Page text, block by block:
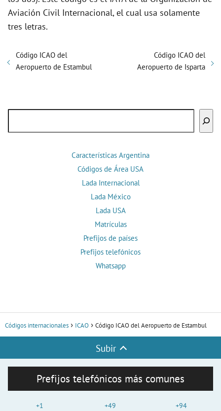
Aviación Civil Internacional, el cual usa solamente
tres letras.
Código ICAO del
Aeropuerto de Estambul
Código ICAO del
Aeropuerto de Isparta
Características Argentina
Códigos de Área USA
Lada Internacional
Lada México
Lada USA
Matrículas
Prefijos de países
Prefijos telefónicos
Whatsapp
Códigos internacionales ICAO Código ICAO del Aeropuerto de Estambul
Subir
Prefijos telefónicos más comunes
+1
+49
+94